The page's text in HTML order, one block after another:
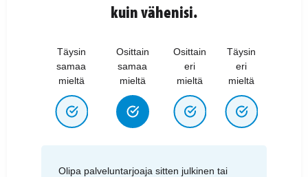
kuin vähenisi.
Täysin
samaa
mieltä
Osittain
samaa
mieltä
Osittain
eri
mieltä
Täysin
eri
mieltä
Olipa palveluntarjoaja sitten julkinen tai